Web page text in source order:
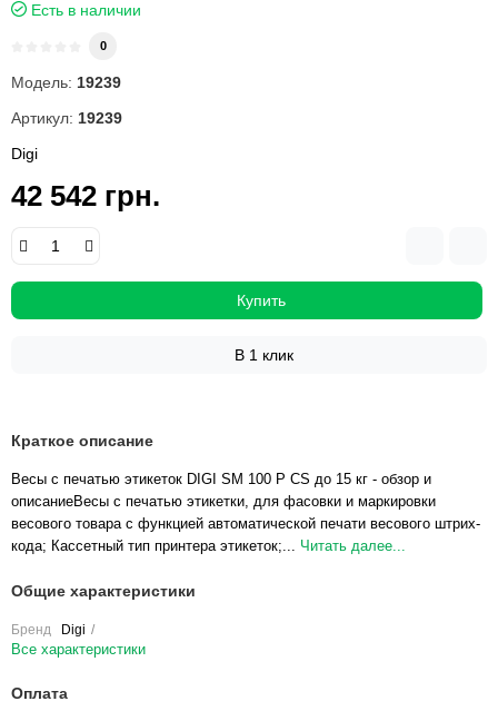
Есть в наличии
0
Модель: 19239
Артикул: 19239
Digi
42 542 грн.
Купить
В 1 клик
Краткое описание
Весы с печатью этикеток DIGI SM 100 P CS до 15 кг - обзор и
описаниеВесы с печатью этикетки, для фасовки и маркировки
весового товара с функцией автоматической печати весового штрих-
кода; Кассетный тип принтера этикеток;... Читать далее...
Общие характеристики
Бренд Digi
Все характеристики
Оплата